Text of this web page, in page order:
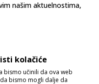
našim aktuelnostima,
kolačiće
bismo učinili da ova web
bismo mogli dalje da